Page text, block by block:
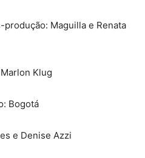
Maguilla e Renata
Klug
Bogotá
e Denise Azzi